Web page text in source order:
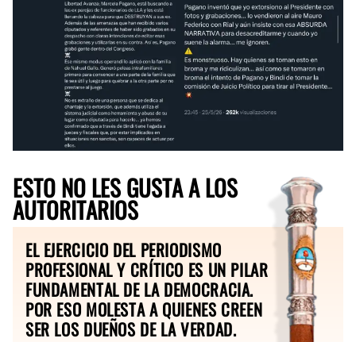
ESTO NO LES GUSTA A LOS
AUTORITARIOS
EL EJERCICIO DEL PERIODISMO
PROFESIONAL Y CRÍTICO ES UN PILAR
FUNDAMENTAL DE LA DEMOCRACIA.
POR ESO MOLESTA A QUIENES CREEN
SER LOS DUEÑOS DE LA VERDAD.